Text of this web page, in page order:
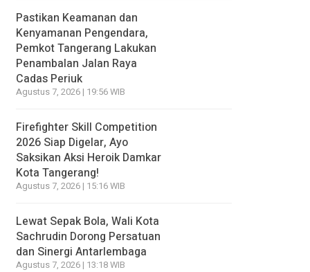
Pastikan Keamanan dan
Kenyamanan Pengendara,
Pemkot Tangerang Lakukan
Penambalan Jalan Raya
Cadas Periuk
Agustus 7, 2026 | 19:56 WIB
Firefighter Skill Competition
2026 Siap Digelar, Ayo
Saksikan Aksi Heroik Damkar
Kota Tangerang!
Agustus 7, 2026 | 15:16 WIB
Lewat Sepak Bola, Wali Kota
Sachrudin Dorong Persatuan
dan Sinergi Antarlembaga
Agustus 7, 2026 | 13:18 WIB